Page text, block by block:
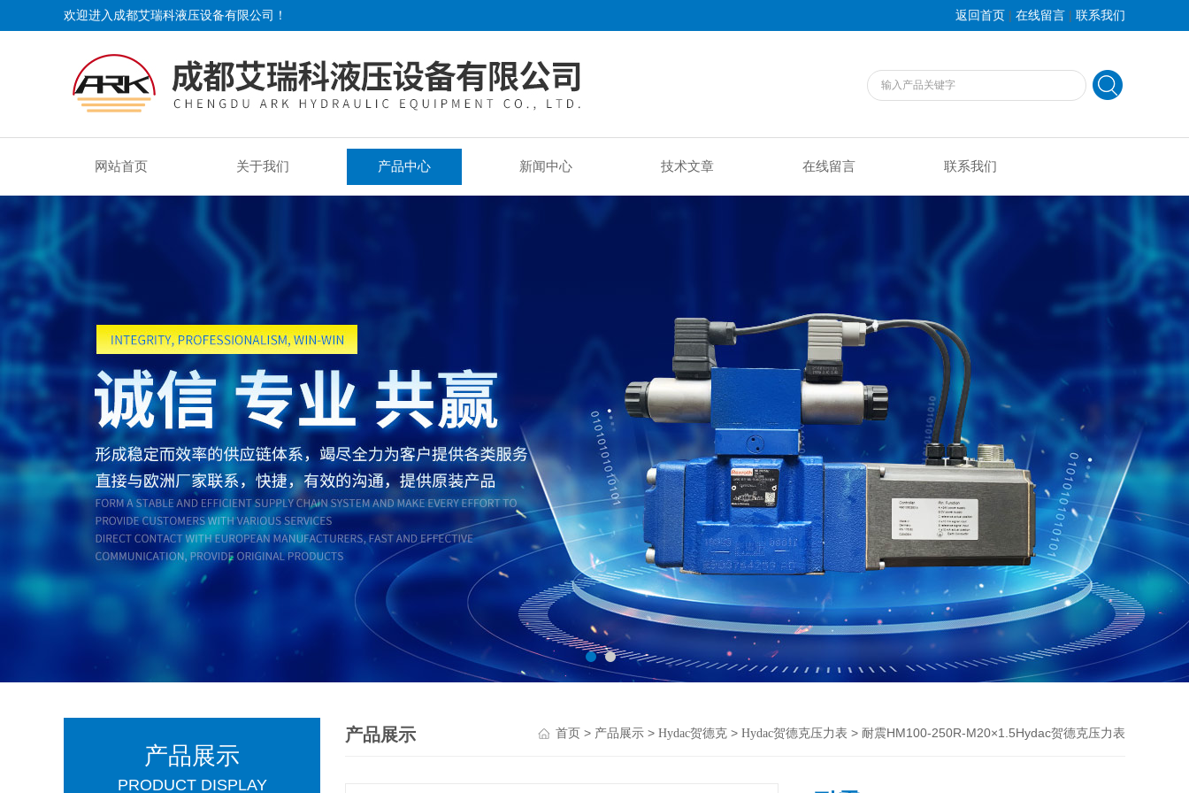
欢迎进入成都艾瑞科液压设备有限公司！ 返回首页 | 在线留言 | 联系我们
网站首页 关于我们 产品中心 新闻中心 技术文章 在线留言 联系我们
产品展示
PRODUCT DISPLAY
产品展示 首页 > 产品展示 > Hydac贺德克 > Hydac贺德克压力表 > 耐震HM100-250R-M20×1.5Hydac贺德克压力表